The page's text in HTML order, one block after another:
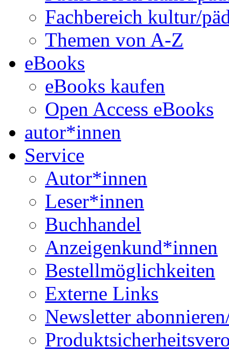
Fachbereich kultur/
Themen von A-Z
eBooks
eBooks kaufen
Open Access eBooks
autor*innen
Service
Autor*innen
Leser*innen
Buchhandel
Anzeigenkund*innen
Bestellmöglichkeiten
Externe Links
Newsletter